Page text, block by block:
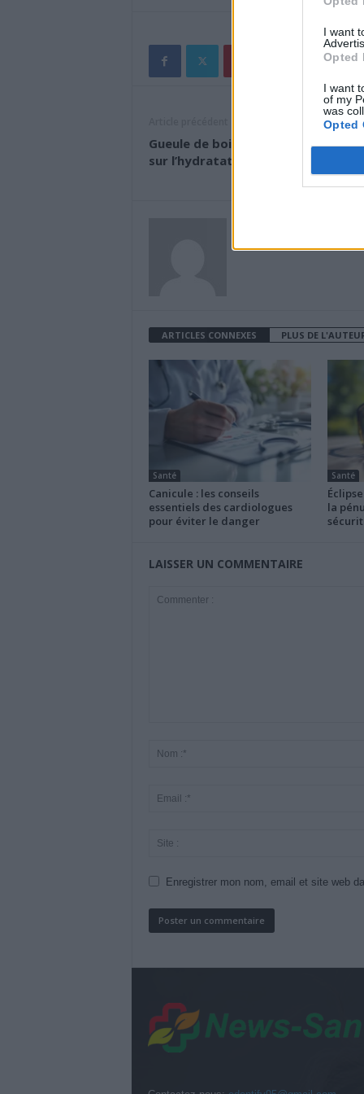
I want
Opted
I want
of my
was
Opted
Gueule de bois : la vérité
sur l’hydratation efficace
ARTICLES CONNEXES PLUS DE
Santé
Canicule : les conseils
essentiels des cardiologues
pour éviter le danger
Santé
la
LAISSER UN COMMENTAIRE
Enregistrer mon nom, email et site web